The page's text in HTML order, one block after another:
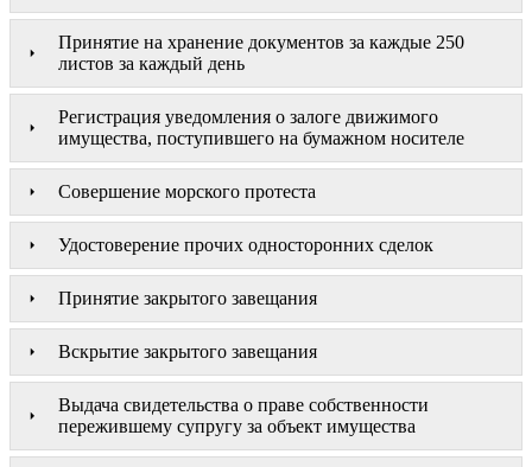
Принятие на хранение документов за каждые 250
листов за каждый день
Регистрация уведомления о залоге движимого
имущества, поступившего на бумажном носителе
Совершение морского протеста
Удостоверение прочих односторонних сделок
Принятие закрытого завещания
Вскрытие закрытого завещания
Выдача свидетельства о праве собственности
пережившему супругу за объект имущества